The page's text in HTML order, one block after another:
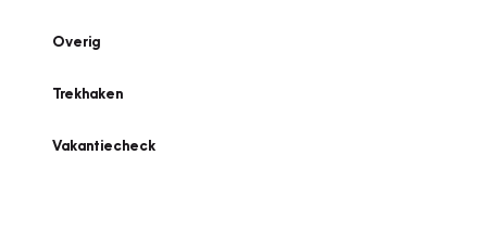
Overig
Trekhaken
Vakantiecheck